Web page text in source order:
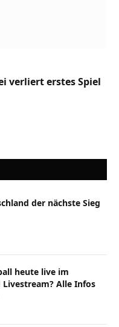
verliert erstes Spiel
der nächste Sieg
heute live im
Livestream? Alle Infos